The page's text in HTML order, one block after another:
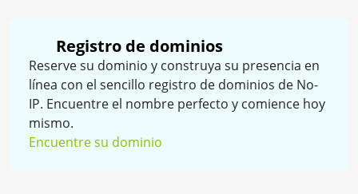
Registro de dominios
Reserve su dominio y construya su presencia en
línea con el sencillo registro de dominios de No-
IP. Encuentre el nombre perfecto y comience hoy
mismo.
Encuentre su dominio